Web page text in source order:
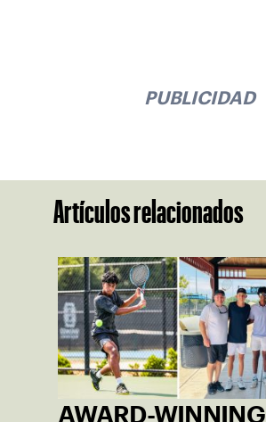
PUBLICIDAD
Artículos relacionados
AWARD-WINNING